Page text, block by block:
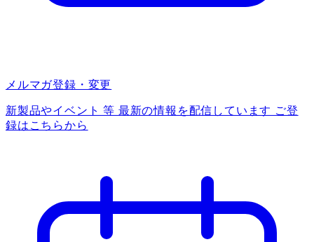
メルマガ登録・変更
新製品やイベント 等 最新の情報を配信しています ご登
録はこちらから